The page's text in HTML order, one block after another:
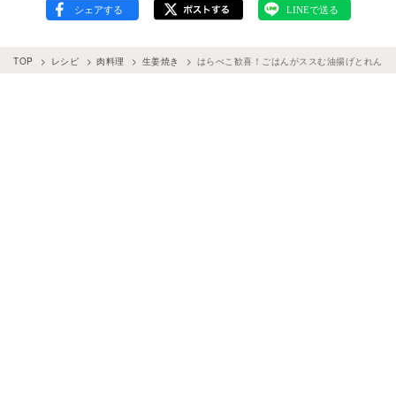
TOP レシピ 肉料理 生姜焼き はらぺこ歓喜！ごはんがススむ油揚げとれんこ